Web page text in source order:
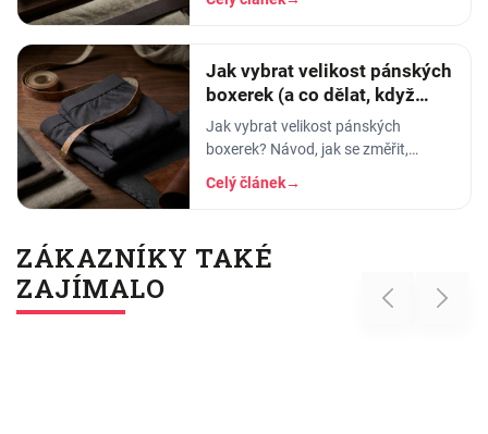
savost, trvanlivost a pro koho se
Jak vybrat velikost pánských
boxerek (a co dělat, když
tlačí)
Jak vybrat velikost pánských
boxerek? Návod, jak se změřit,
orientační tabulka velikostí a tipy, co
dělat, když boxerky tlačí nebo se
Celý článek→
ZÁKAZNÍKY TAKÉ
ZAJÍMALO
Previous Next